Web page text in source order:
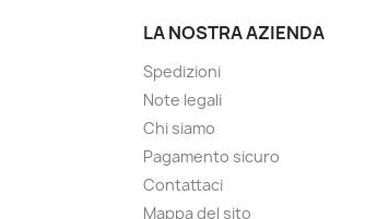
LA NOSTRA AZIENDA
Spedizioni
Note legali
Chi siamo
Pagamento sicuro
Contattaci
Mappa del sito